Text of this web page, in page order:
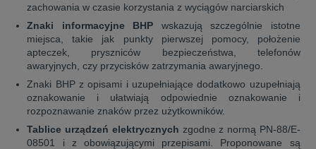
zachowania w czasie korzystania z wyciągów narciarskich
Znaki informacyjne BHP wskazują szczególnie istotne
miejsca, takie jak punkty pierwszej pomocy, położenie
apteczek, pryszniców bezpieczeństwa, telefonów
awaryjnych, czy przycisków zatrzymania awaryjnego.
Znaki BHP z opisami i uzupełniające dodatkowo uzupełniają
oznakowanie i ułatwiają odpowiednie oznakowanie i
rozpoznawanie znaków przez użytkowników.
Tablice urządzeń elektrycznych zgodne z normą PN-88/E-
08501 i z obowiązującymi przepisami. Proponowane są